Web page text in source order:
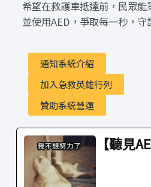
希望在救護車抵達前，民眾能
並使用AED，爭取每一秒，守
通知系統介紹
加入急救英雄行列
贊助系統營運
【聽見
See Full Bio